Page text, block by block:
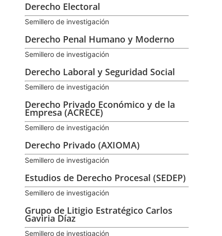
Derecho Electoral
Semillero de investigación
Derecho Penal Humano y Moderno
Semillero de investigación
Derecho Laboral y Seguridad Social
Semillero de investigación
Derecho Privado Económico y de la
Empresa (ACRECE)
Semillero de investigación
Derecho Privado (AXIOMA)
Semillero de investigación
Estudios de Derecho Procesal (SEDEP)
Semillero de investigación
Grupo de Litigio Estratégico Carlos
Gaviria Díaz
Semillero de investigación